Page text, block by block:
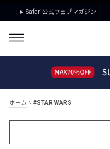
Safari公式ウェブマガジン
ホーム #STAR WARS